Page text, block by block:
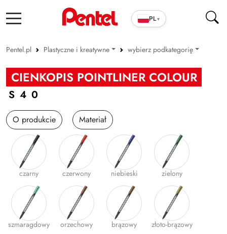
PL▾
Pentel.pl Plastyczne i kreatywne
Produkty szkolno-biurowe
Cienkopisy i pióra ENERGEL
Wkłady
Markery
Zakreślacze
Cienkopisy i Kaligrafia
Korektory
Ołówki i grafity
wybierz podkategorię
Pastele
Kredki
Pędzelki/Brush peny
Zestawy kreatywne
CIENKOPIS POINTLINER COLOUR
S40
O produkcie Materiał
czarny czerwony niebieski zielony
szmaragdowy orzechowy brązowy złoto-brązowy